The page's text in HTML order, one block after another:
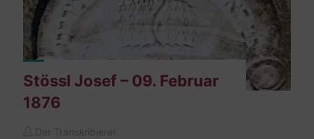
Stössl Josef – 09. Februar
1876
Der Transkribierer